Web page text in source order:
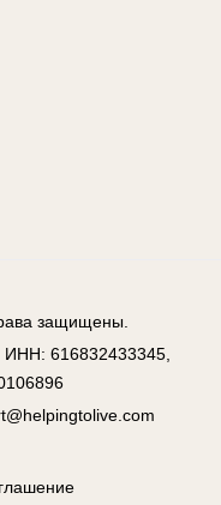
защищены.
ИНН: 616832433345,